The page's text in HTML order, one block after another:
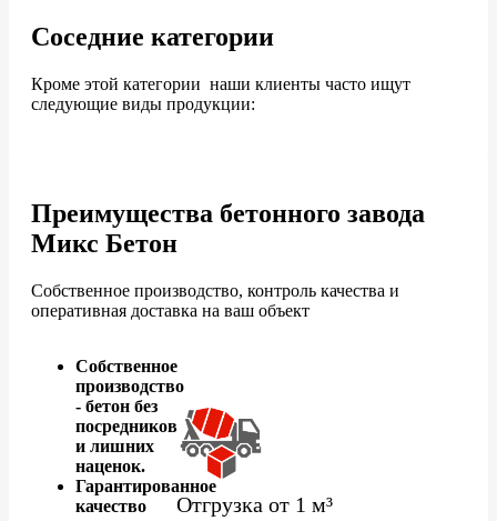
Соседние категории
Кроме этой категории наши клиенты часто ищут
следующие виды продукции:
Преимущества бетонного завода
Микс Бетон
Собственное производство, контроль качества и
оперативная доставка на ваш объект
Собственное
производство
- бетон без
посредников
и лишних
наценок.
Гарантированное
качество
Отгрузка от 1 м³